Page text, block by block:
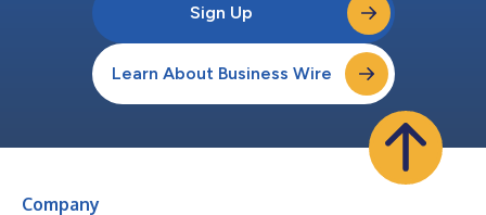
Sign Up
Learn About Business Wire
Company